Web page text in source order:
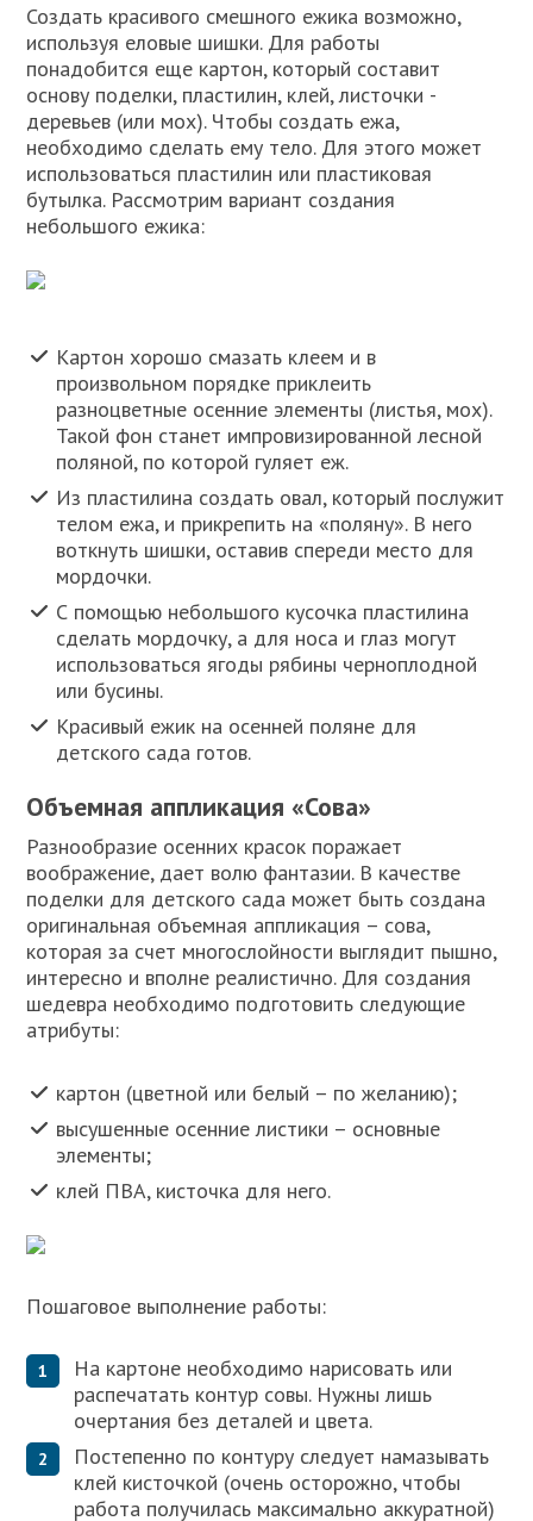
Создать красивого смешного ежика возможно,
используя еловые шишки. Для работы
понадобится еще картон, который составит
основу поделки, пластилин, клей, листочки ­
деревьев (или мох). Чтобы создать ежа,
необходимо сделать ему тело. Для этого может
использоваться пластилин или пластиковая
бутылка. Рассмотрим вариант создания
небольшого ежика:
Картон хорошо смазать клеем и в
произвольном порядке приклеить
разноцветные осенние элементы (листья, мох).
Такой фон станет импровизированной лесной
поляной, по которой гуляет еж.
Из пластилина создать овал, который послужит
телом ежа, и прикрепить на «поляну». В него
воткнуть шишки, оставив спереди место для
мордочки.
С помощью небольшого кусочка пластилина
сделать мордочку, а для носа и глаз могут
использоваться ягоды рябины черноплодной
или бусины.
Красивый ежик на осенней поляне для
детского сада готов.
Объемная аппликация «Сова»
Разнообразие осенних красок поражает
воображение, дает волю фантазии. В качестве
поделки для детского сада может быть создана
оригинальная объемная аппликация – сова,
которая за счет многослойности выглядит пышно,
интересно и вполне реалистично. Для создания
шедевра необходимо подготовить следующие
атрибуты:
картон (цветной или белый – по желанию);
высушенные осенние листики – основные
элементы;
клей ПВА, кисточка для него.
Пошаговое выполнение работы:
На картоне необходимо нарисовать или
распечатать контур совы. Нужны лишь
очертания без деталей и цвета.
Постепенно по контуру следует намазывать
клей кисточкой (очень осторожно, чтобы
работа получилась максимально аккуратной)